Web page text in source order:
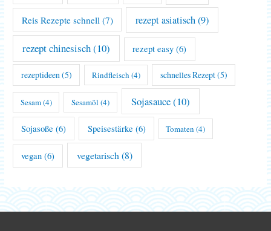
Reis Rezepte schnell (7) rezept asiatisch(9)
rezept chinesisch(10) rezept easy (6)
rezeptideen (5) Rindfleisch (4) schnelles Rezept(5)
Sesam(4) Sesamöl (4) Sojasauce(10)
Sojasoße (6) Speisestärke (6) Tomaten (4)
vegan (6) vegetarisch (8)